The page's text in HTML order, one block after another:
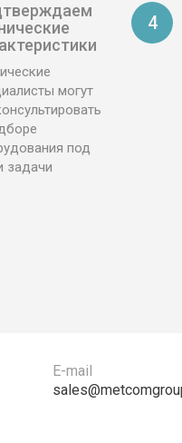
могут
под
задачи
4
E-mail